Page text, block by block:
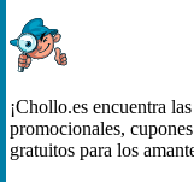
¡Chollo.es encuentra
promocionales,
gratuitos para los